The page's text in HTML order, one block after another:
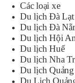
Các loại xe
Du lịch Đà Lạt
Du lịch Đà
Du lịch Hội
Du lịch Huế
Du lịch Nha
Du lịch
Du Lịch